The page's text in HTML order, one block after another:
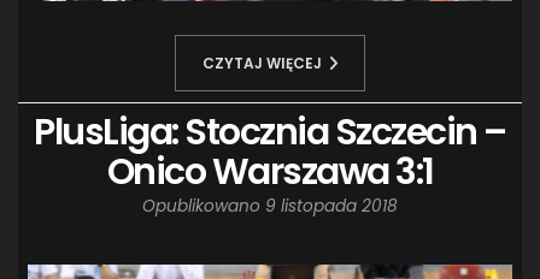
CZYTAJ WIĘCEJ
PlusLiga: Stocznia Szczecin –
Onico Warszawa 3:1
Opublikowano 9 listopada 2018